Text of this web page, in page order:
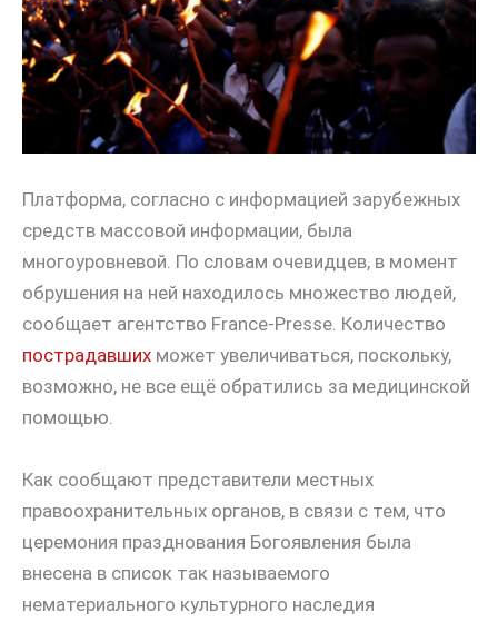
Платформа, согласно с информацией зарубежных
средств массовой информации, была
многоуровневой. По словам очевидцев, в момент
обрушения на ней находилось множество людей,
сообщает агентство France-Presse. Количество
пострадавших может увеличиваться, поскольку,
возможно, не все ещё обратились за медицинской
помощью.
Как сообщают представители местных
правоохранительных органов, в связи с тем, что
церемония празднования Богоявления была
внесена в список так называемого
нематериального культурного наследия